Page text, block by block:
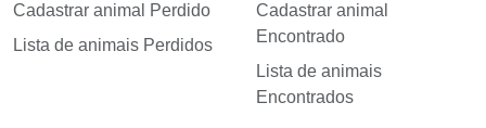
Cadastrar animal Perdido
Lista de animais Perdidos
Cadastrar animal
Encontrado
Lista de animais
Encontrados